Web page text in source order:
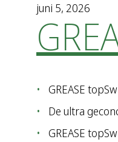
juni 5, 2026
GREASE
De ultra
GREASE